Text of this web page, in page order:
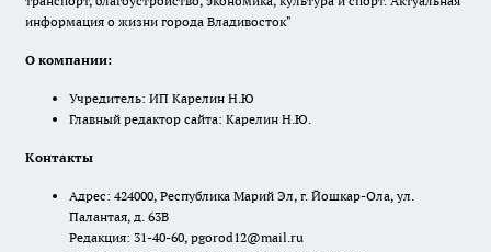
информация о жизни города Владивосток"
О компании:
Учредитель: ИП Карелин Н.Ю
Главный редактор сайта: Карелин Н.Ю.
Контакты
Адрес: 424000, Республика Марий Эл, г. Йошкар-Ола, ул.
Палантая, д. 63В
Редакция: 31-40-60, pgorod12@mail.ru